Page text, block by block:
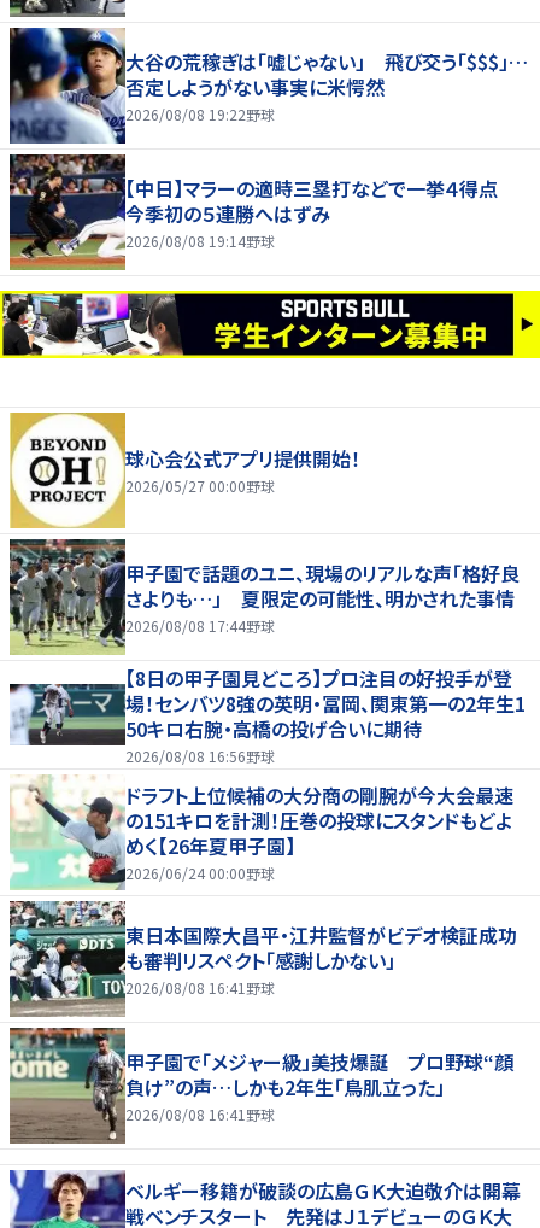
大谷の荒稼ぎは「嘘じゃない」 飛び交う「$$$」…
否定しようがない事実に米愕然
2026/08/08 19:22野球
【中日】マラーの適時三塁打などで一挙４得点
今季初の５連勝へはずみ
2026/08/08 19:14野球
球心会公式アプリ提供開始！
2026/05/27 00:00野球
甲子園で話題のユニ、現場のリアルな声「格好良
さよりも…」 夏限定の可能性、明かされた事情
2026/08/08 17:44野球
【8日の甲子園見どころ】プロ注目の好投手が登
場！センバツ8強の英明・冨岡、関東第一の2年生1
50キロ右腕・高橋の投げ合いに期待
2026/08/08 16:56野球
ドラフト上位候補の大分商の剛腕が今大会最速
の151キロを計測！圧巻の投球にスタンドもどよ
めく【26年夏甲子園】
2026/06/24 00:00野球
東日本国際大昌平・江井監督がビデオ検証成功
も審判リスペクト「感謝しかない」
2026/08/08 16:41 野球
甲子園で「メジャー級」美技爆誕 プロ野球“顔
負け”の声…しかも2年生「鳥肌立った」
2026/08/08 16:41 野球
ベルギー移籍が破談の広島ＧＫ大迫敬介は開幕
戦ベンチスタート 先発はＪ１デビューのＧＫ大